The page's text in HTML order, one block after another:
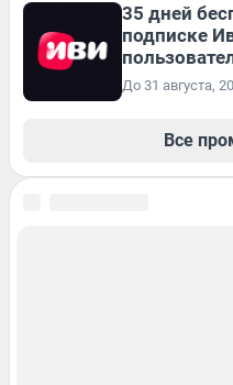
35 дней
подписке
До 31 августа,
Все